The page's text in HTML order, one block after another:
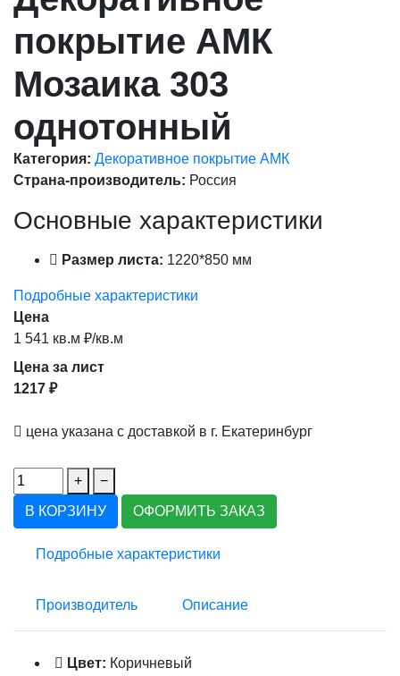
покрытие АМК
Мозаика 303
однотонный
Категория: Декоративное покрытие АМК
Страна-производитель: Россия
Основные характеристики
Размер листа: 1220*850 мм
Подробные характеристики
Цена
1 541 кв.м ₽/кв.м
Цена за лист
1217 ₽
цена указана с доставкой в г. Екатеринбург
+
−
В КОРЗИНУ
ОФОРМИТЬ ЗАКАЗ
Подробные характеристики
Производитель Описание
Цвет: Коричневый